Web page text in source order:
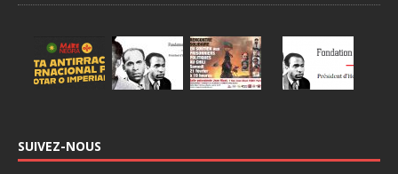
SUIVEZ-NOUS